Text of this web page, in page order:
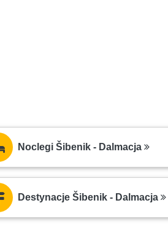
Noclegi Šibenik - Dalmacja
Destynacje Šibenik - Dalmacja